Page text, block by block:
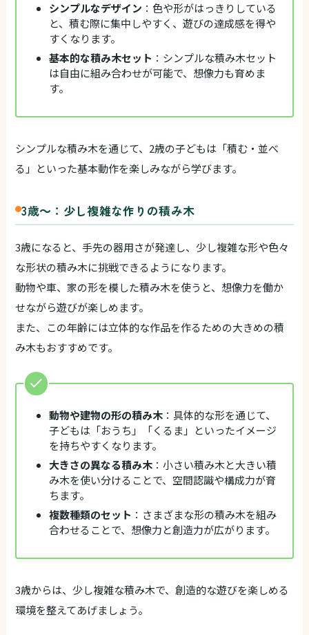
シンプルなデザイン ：色や形がはっきりしている
と、積む際に集中しやすく、遊びの達成感を得や
すくなります。
基本的な積み木セット ：シンプルな積み木セット
は自由に組み合わせが可能で、想像力も育めま
す。
シンプルな積み木を通じて、2歳の子どもは「積む・並べ
る」といった基本動作を楽しみながら学びます。
3歳～：少し複雑な作りの積み木
3歳になると、手先の器用さが発達し、少し複雑な形や色々
な形状の積み木に挑戦できるようになります。
動物や車、家の形を模した積み木を使うと、想像力を働か
せながら遊びが楽しめます。
また、この年齢には立体的な作品を作るための大きめの積
み木もおすすめです。
動物や建物の形の積み木：具体的な形を通じて、
子どもは「おうち」「くるま」といったイメージ
を持ちやすくなります。
大きさの異なる積み木：小さい積み木と大きい積
み木を使い分けることで、空間認識や構成力が育
ちます。
複数種類のセット ：さまざまな形の積み木を組み
合わせることで、想像力と創造力が広がります。
3歳からは、少し複雑な積み木で、創造的な遊びを楽しめる
環境を整えてあげましょう。